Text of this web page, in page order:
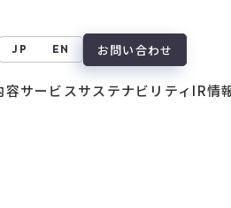
JP EN お問い合わせ
容サービスサステナビリティ IR情